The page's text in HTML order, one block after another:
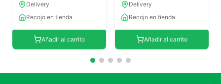
Delivery
Recojo en tienda
Añadir al carrito
Delivery
Recojo en tienda
Añadir al carrito